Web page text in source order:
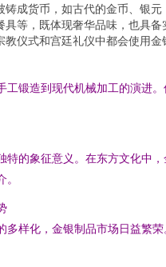
成货币，如古代的金币、银元
等，既体现奢华品味，也具备
仪式和宫廷礼仪中都会使用金
工锻造到现代机械加工的演进
特的象征意义。在东方文化中
多样化，金银制品市场日益繁